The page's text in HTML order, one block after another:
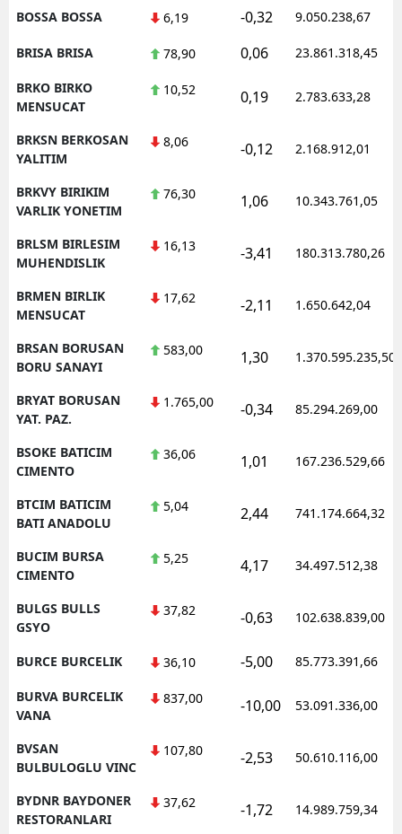
BOSSA BOSSA 6,19 -0,32 9.050.238,67
BRISA BRISA 78,90 0,06 23.861.318,45
BRKO BIRKO
MENSUCAT
10,52 0,19 2.783.633,28
BRKSN BERKOSAN
YALITIM
8,06 -0,12 2.168.912,01
BRKVY BIRIKIM
VARLIK YONETIM
76,30 1,06 10.343.761,05
BRLSM BIRLESIM
MUHENDISLIK
16,13 -3,41 180.313.780,26
BRMEN BIRLIK
MENSUCAT
17,62 -2,11 1.650.642,04
BRSAN BORUSAN
BORU SANAYI
583,00 1,30 1.370.595.235,50
BRYAT BORUSAN
YAT. PAZ.
1.765,00 -0,34 85.294.269,00
BSOKE BATICIM
CIMENTO
36,06 1,01 167.236.529,66
BTCIM BATICIM
BATI ANADOLU
5,04 2,44 741.174.664,32
BUCIM BURSA
CIMENTO
5,25 4,17 34.497.512,38
BULGS BULLS
GSYO
37,82 -0,63 102.638.839,00
BURCE BURCELIK 36,10 -5,00 85.773.391,66
BURVA BURCELIK
VANA
837,00 -10,00 53.091.336,00
BVSAN
BULBULOGLU VINC
107,80 -2,53 50.610.116,00
BYDNR BAYDONER
RESTORANLARI
37,62 -1,72 14.989.759,34